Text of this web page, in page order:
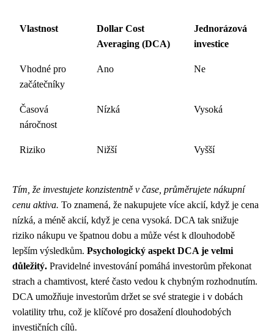
Vlastnost
Dollar Cost
Averaging (DCA)
Jednorázová
investice
Vhodné pro
začátečníky
Ano Ne
Časová
náročnost
Nízká Vysoká
Riziko Nižší Vyšší
Tím, že investujete konzistentně v čase, průměrujete nákupní
cenu aktiva. To znamená, že nakupujete více akcií, když je cena
nízká, a méně akcií, když je cena vysoká. DCA tak snižuje
riziko nákupu ve špatnou dobu a může vést k dlouhodobě
lepším výsledkům. Psychologický aspekt DCA je velmi
důležitý. Pravidelné investování pomáhá investorům překonat
strach a chamtivost, které často vedou k chybným rozhodnutím.
DCA umožňuje investorům držet se své strategie i v dobách
volatility trhu, což je klíčové pro dosažení dlouhodobých
investičních cílů.